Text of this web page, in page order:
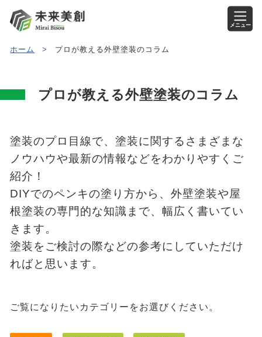
メニュー
ホーム > プロが教える外壁塗装のコラム
プロが教える外壁塗装のコラム
塗装のプロ目線で、塗装に関するさまざまな
ノウハウや最新の情報などをわかりやすくご
紹介！
DIYでのペンキの塗り方から、外壁塗装や屋
根塗装の専門的な知識まで、幅広く書いてい
きます。
塗装をご検討の際などの参考にしていただけ
ればと思います。
ご覧になりたいカテゴリーをお選びください。